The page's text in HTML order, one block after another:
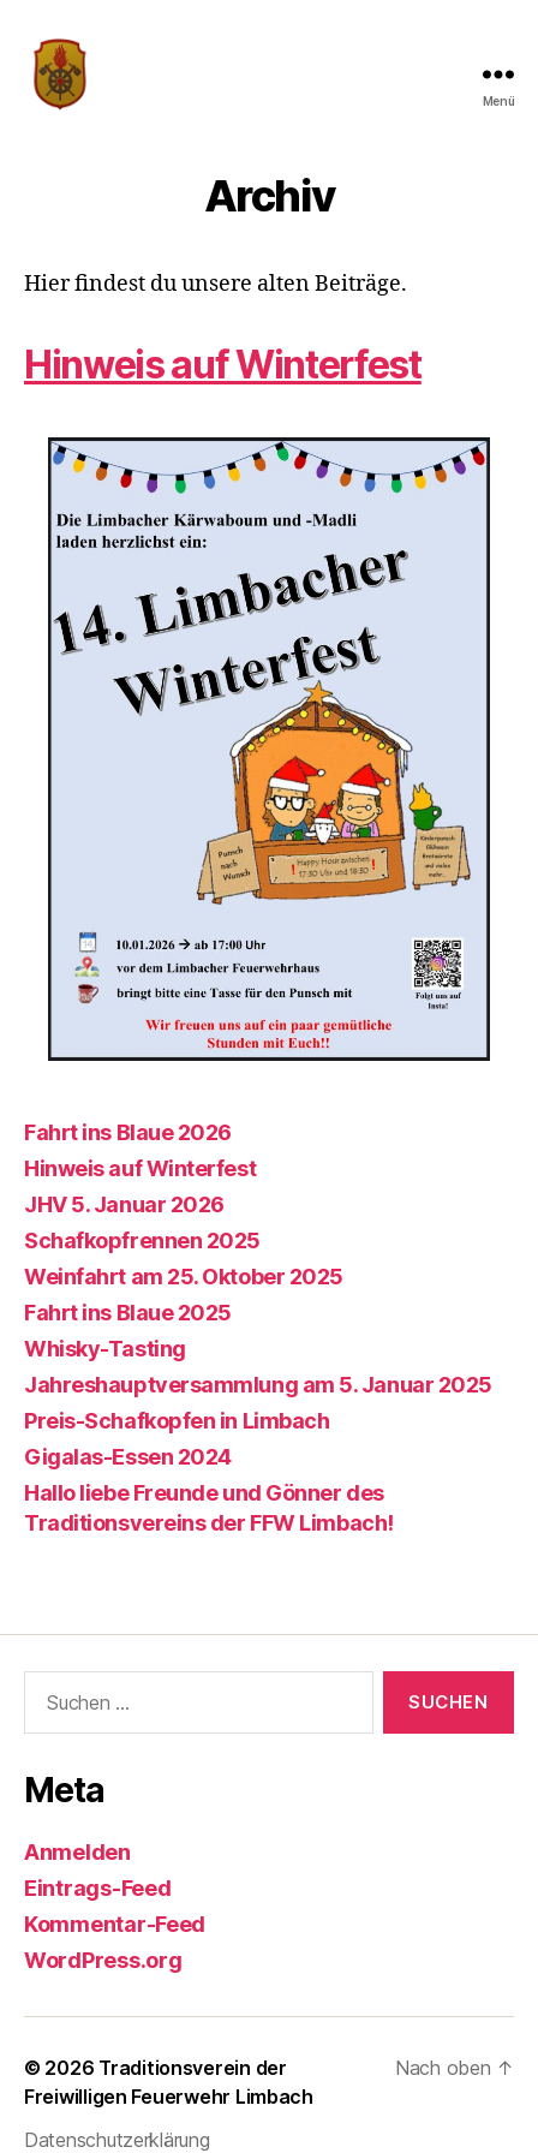
Menü
Archiv
Hier findest du unsere alten Beiträge.
Hinweis auf Winterfest
Fahrt ins Blaue 2026
Hinweis auf Winterfest
JHV 5. Januar 2026
Schafkopfrennen 2025
Weinfahrt am 25. Oktober 2025
Fahrt ins Blaue 2025
Whisky-Tasting
Jahreshauptversammlung am 5. Januar 2025
Preis-Schafkopfen in Limbach
Gigalas-Essen 2024
Hallo liebe Freunde und Gönner des
Traditionsvereins der FFW Limbach!
nach:
Meta
Anmelden
Eintrags-Feed
Kommentar-Feed
WordPress.org
© 2026 Traditionsverein der
Freiwilligen Feuerwehr Limbach
Datenschutzerklärung
Nach oben ↑